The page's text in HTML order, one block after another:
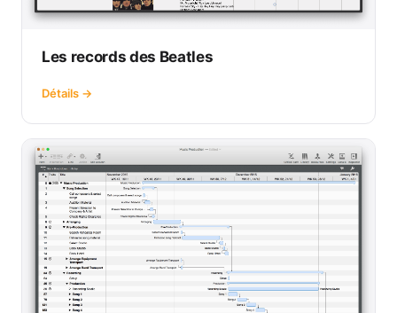
Les records des Beatles
Détails →